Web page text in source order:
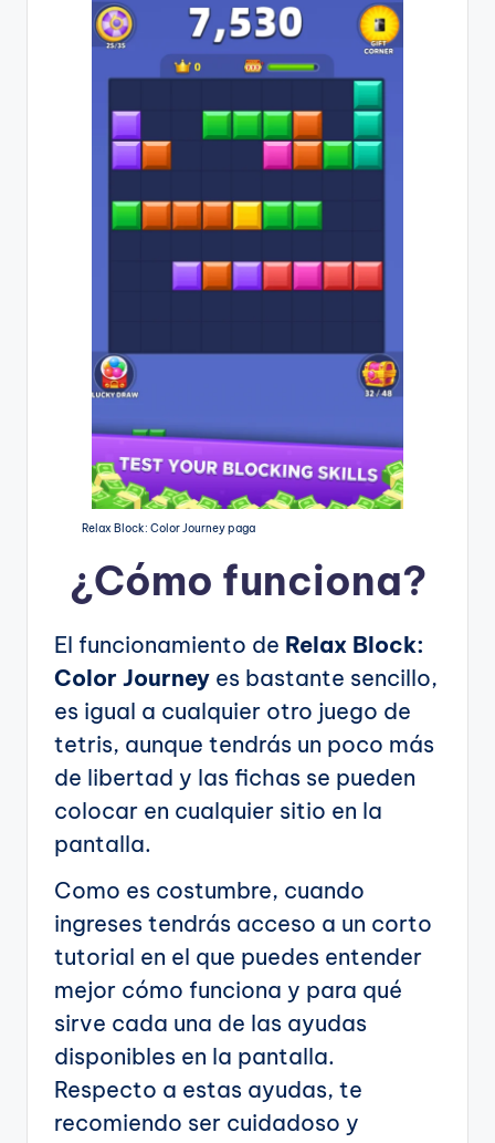
Relax Block: Color Journey paga
¿Cómo funciona?
El funcionamiento de Relax Block:
Color Journey es bastante sencillo,
es igual a cualquier otro juego de
tetris, aunque tendrás un poco más
de libertad y las fichas se pueden
colocar en cualquier sitio en la
pantalla.
Como es costumbre, cuando
ingreses tendrás acceso a un corto
tutorial en el que puedes entender
mejor cómo funciona y para qué
sirve cada una de las ayudas
disponibles en la pantalla.
Respecto a estas ayudas, te
recomiendo ser cuidadoso y